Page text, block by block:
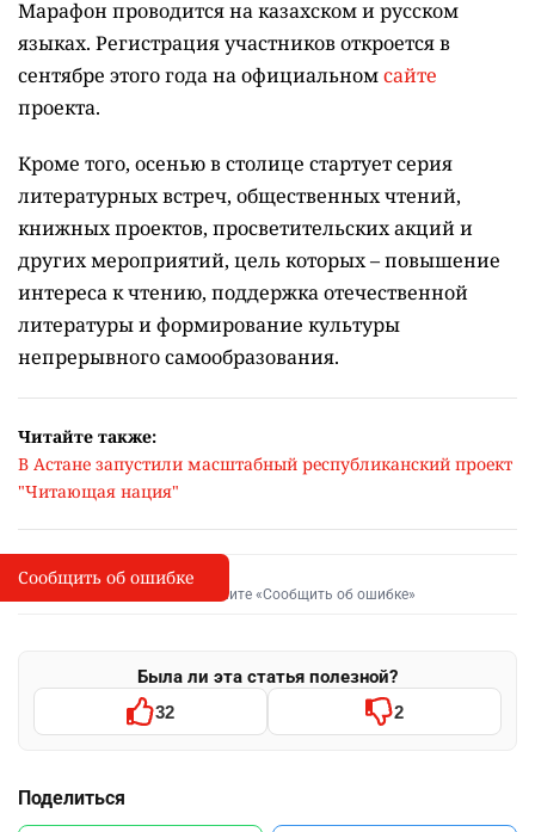
Марафон проводится на казахском и русском
языках. Регистрация участников откроется в
сентябре этого года на официальномсайте
проекта.
Кроме того, осенью в столице стартует серия
литературных встреч, общественных чтений,
книжных проектов, просветительских акций и
других мероприятий, цель которых –повышение
интереса к чтению, поддержка отечественной
литературы и формирование культуры
непрерывного самообразования.
Читайте также:
В Астане запустили масштабный республиканский проект
"Читающая нация"
I
Сообщить об опечатке
Выделите фрагмент и нажмите «Сообщить об ошибке»
Была ли эта статья полезной?
32 2
Поделиться
Сообщить об ошибке